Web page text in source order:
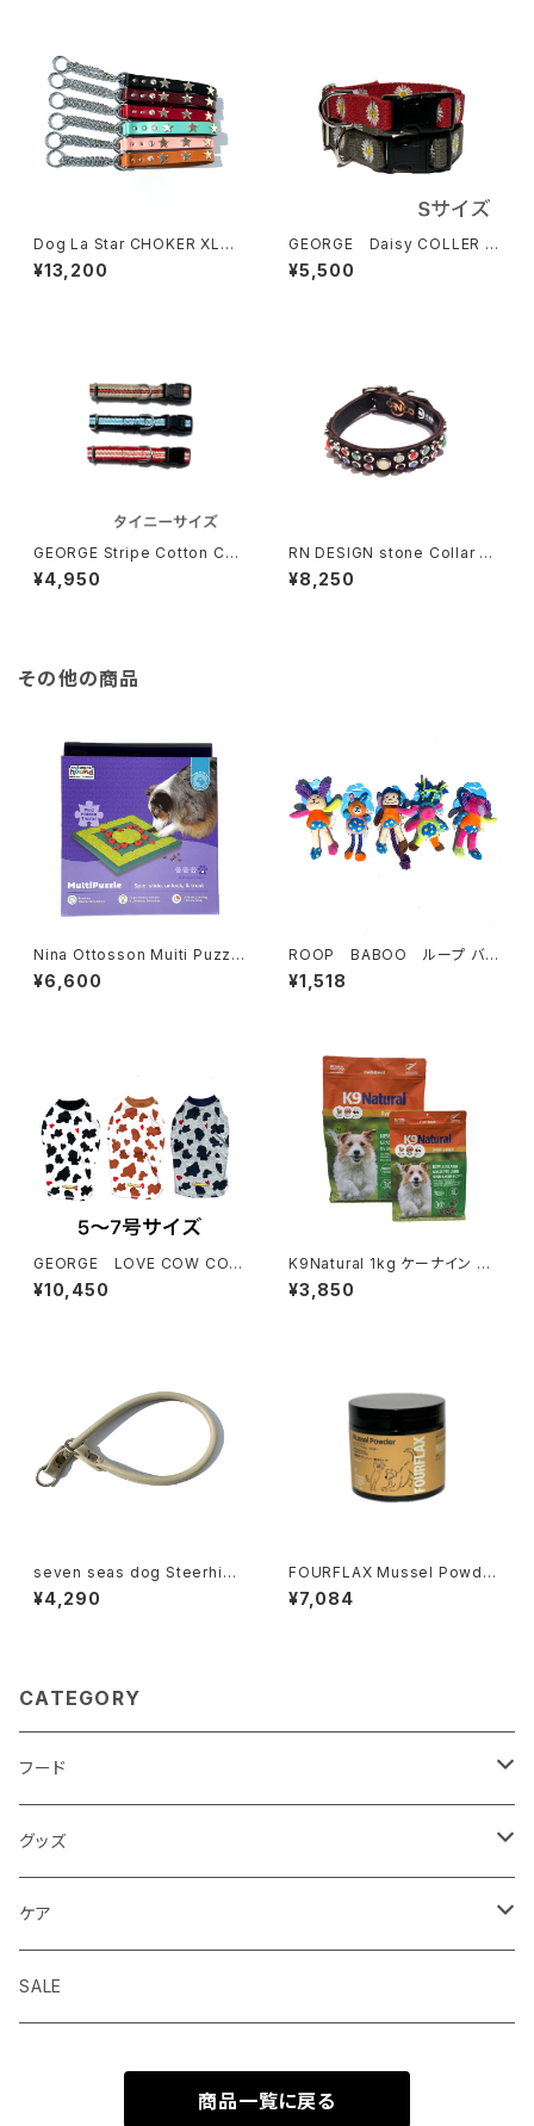
Dog La Star CHOKER XLサ
イズ ドグラ スター チョーカー
1インチ
¥13,200
GEORGE Daisy COLLER S
サイズ ジョージデイジーカラ
ー
¥5,500
GEORGE Stripe Cotton Coll
ar タイニーサイズ ジョージ
ストライプ コットンカラー
¥4,950
RN DESIGN stone Collar ア
ールエヌ デザイン ストーンカラ
ー
¥8,250
その他の商品
Nina Ottosson Muiti Puzzl
e ニーナ オットソン マルチパズ
ル
¥6,600
ROOP BABOO ループ バブ
ー
¥1,518
GEORGE LOVE COW COW
T Shirt Outlast ジョージ ラブ
カウカウ Tシャツ アウトラスト
¥10,450
K9Natural 1kg ケーナイン グ
ラスフェッド ラム オーブン ベイ
クド レシピ
¥3,850
seven seas dog Steerhide
Choker セブンシーズドッグ
ステアハイド チョーカー 8-45
¥4,290
FOURFLAX Mussel Powder
150g フォーフラックス マッ
スル パウダー
¥7,084
CATEGORY
フード
ドライフード
ウェットフード
トリーツ おやつ
グッズ
首輪 カラー
seven seas dog
ハーネス 胴輪
ケア
シャンプー
SALE
商品一覧に戻る